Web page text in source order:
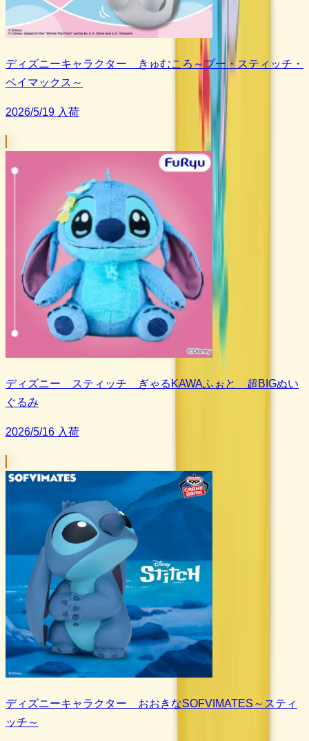
ディズニーキャラクター きゅむころ～プー・スティッチ・
ベイマックス～
2026/5/19 入荷
ディズニー スティッチ ぎゃるKAWAふぉと 超BIGぬい
ぐるみ
2026/5/16 入荷
ディズニーキャラクター おおきなSOFVIMATES～スティ
ッチ～